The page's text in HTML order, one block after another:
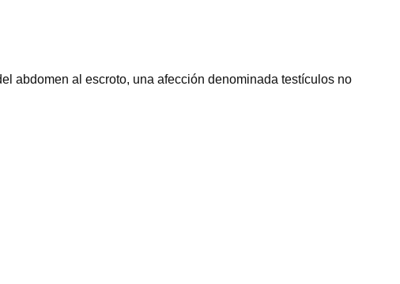
abdomen al escroto, una afección denominada testículos no